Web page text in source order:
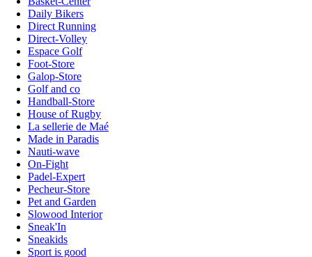
Daily Bikers
Direct Running
Direct-Volley
Espace Golf
Foot-Store
Galop-Store
Golf and co
Handball-Store
House of Rugby
La sellerie de Maé
Made in Paradis
Nauti-wave
On-Fight
Padel-Expert
Pecheur-Store
Pet and Garden
Slowood Interior
Sneak'In
Sneakids
Sport is good